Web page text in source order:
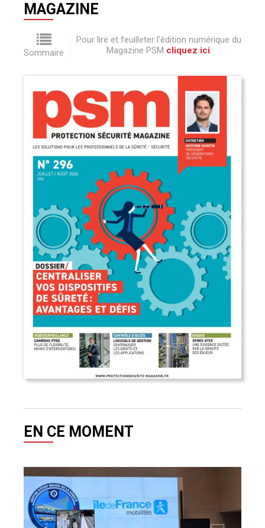
MAGAZINE
Sommaire
Pour lire et feuilleter l'édition numérique du
Magazine PSM cliquez ici.
EN CE MOMENT